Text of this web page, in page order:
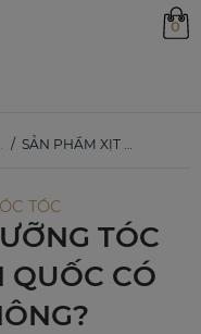
0
SẢN PHẨM XỊT DƯỠNG TÓC CELLIGRAM HÀN QUỐC CÓ TỐT HAY KHÔNG?
TÓC
TÓC
QUỐC CÓ